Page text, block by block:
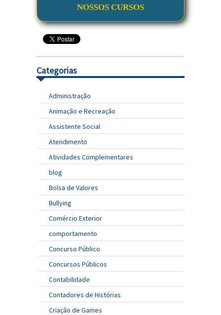
NOSSOS CURSOS
Categorias
Administração
Animação e Recreação
Assistente Social
Atendimento
Atividades Complementares
blog
Bolsa de Valores
Bullying
Comércio Exterior
comportamento
Concurso Público
Concursos Públicos
Contabilidade
Contadores de Histórias
Criação de Games